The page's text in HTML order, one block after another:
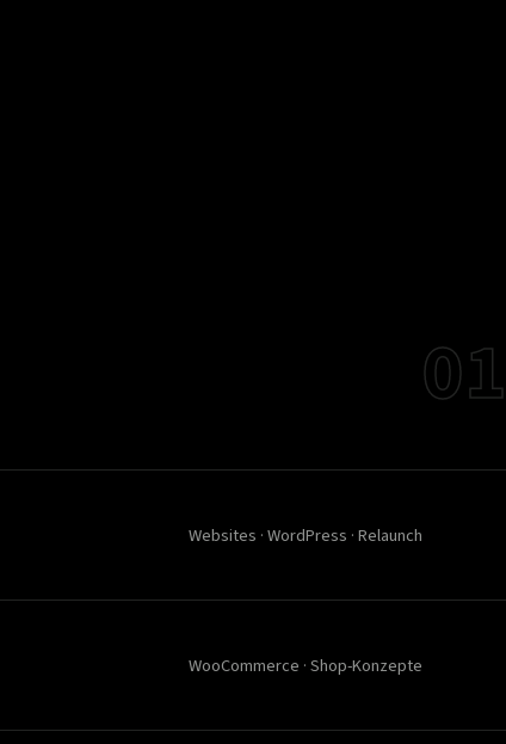
01
Websites · WordPress · Relaunch
WooCommerce · Shop-Konzepte